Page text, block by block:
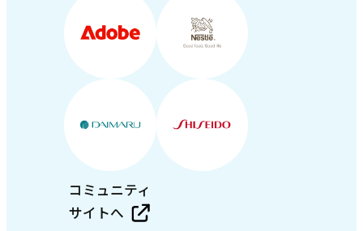
コミュニティ
サイトへ